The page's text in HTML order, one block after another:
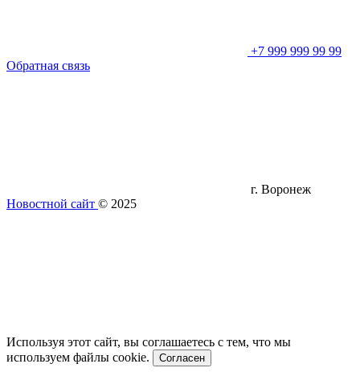
+7 999 999 99 99
Обратная связь
г. Воронеж
Новостной сайт © 2025
Используя этот сайт, вы соглашаетесь с тем, что мы
используем файлы cookie.
Согласен